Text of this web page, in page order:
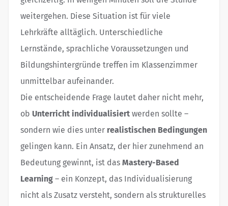
weitergehen. Diese Situation ist für viele
Lehrkräfte alltäglich. Unterschiedliche
Lernstände, sprachliche Voraussetzungen und
Bildungshintergründe treffen im Klassenzimmer
unmittelbar aufeinander.
Die entscheidende Frage lautet daher nicht mehr,
ob Unterricht individualisiert werden sollte –
sondern wie dies unter realistischen Bedingungen
gelingen kann. Ein Ansatz, der hier zunehmend an
Bedeutung gewinnt, ist das Mastery-Based
Learning – ein Konzept, das Individualisierung
nicht als Zusatz versteht, sondern als strukturelles